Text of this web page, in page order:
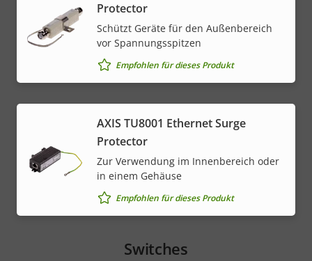
Protector
Schützt Geräte für den Außenbereich
vor Spannungsspitzen
Empfohlen für dieses Produkt
AXIS TU8001 Ethernet Surge
Protector
Zur Verwendung im Innenbereich oder
in einem Gehäuse
Empfohlen für dieses Produkt
Switches